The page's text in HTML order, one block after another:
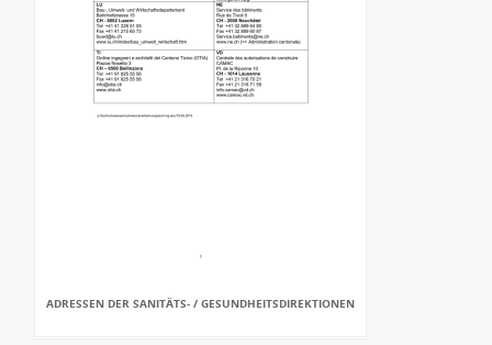
ADRESSEN DER SANITÄTS- / GESUNDHEITSDIREKTIONEN